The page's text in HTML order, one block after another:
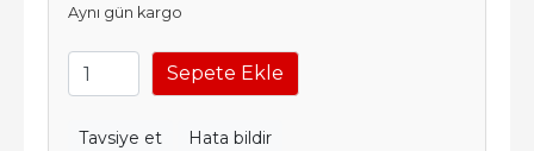
Aynı gün kargo
Sepete Ekle
Tavsiye et Hata bildir